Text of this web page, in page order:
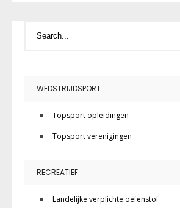
WEDSTRIJDSPORT
Topsport opleidingen
Topsport verenigingen
RECREATIEF
Landelijke verplichte oefenstof